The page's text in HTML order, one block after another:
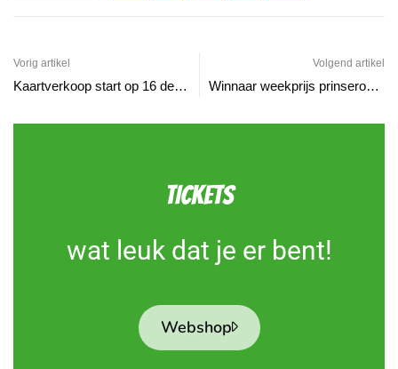
Vorig artikel
Kaartverkoop start op 16 december ‘21
Volgend artikel
Winnaar weekprijs prinseroaje hint 6
TICKETS
wat leuk dat je er bent!
Webshop